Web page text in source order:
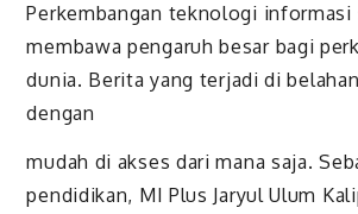
Perkembangan teknologi informasi
membawa pengaruh besar bagi
dunia. Berita yang terjadi di
dengan
mudah di akses dari mana saja.
pendidikan, MI Plus Jaryul Ulum